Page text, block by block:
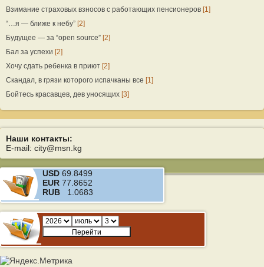
Взимание страховых взносов с работающих пенсионеров [1]
“…я — ближе к небу” [2]
Будущее — за “open source” [2]
Бал за успехи [2]
Хочу сдать ребенка в приют [2]
Скандал, в грязи которого испачканы все [1]
Бойтесь красавцев, дев уносящих [3]
Наши контакты:
E-mail: city@msn.kg
USD 69.8499
EUR 77.8652
RUB 1.0683